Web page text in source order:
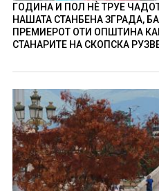
ГОДИНА И ПОЛ НÈ ТРУЕ
НАШАТА СТАНБЕНА ЗГРАДА,
ПРЕМИЕРОТ ОТИ ОПШТИНА
СТАНАРИТЕ НА СКОПСКА